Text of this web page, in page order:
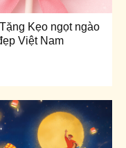
Kẹo ngọt ngào
Việt Nam